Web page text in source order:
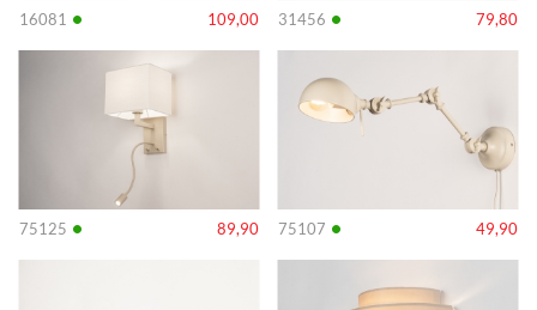
16081 • 109,00 31456 • 79,80
75125 • 89,90
Info
75107 • 49,90
Info
Info Info